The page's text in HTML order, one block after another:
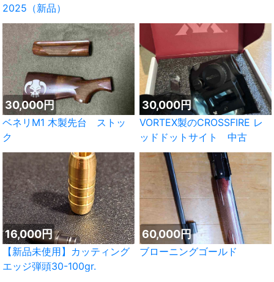
2025（新品）
30,000円
ベネリM1 木製先台 ストッ
ク
30,000円
VORTEX製のCROSSFIRE レ
ッドドットサイト 中古
16,000円
【新品未使用】カッティング
エッジ弾頭30-100gr.
60,000円
ブローニングゴールド